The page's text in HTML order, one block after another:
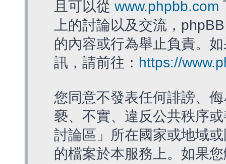
且可以從 www.phpbb.com
上的討論以及交流，
的內容或行為舉止負責。
訊，請前往： https://
您同意不發表任何誹謗、
褻、不實、違反公共秩序
討論區」所在國家或地域
的檔案於本服務上。如果